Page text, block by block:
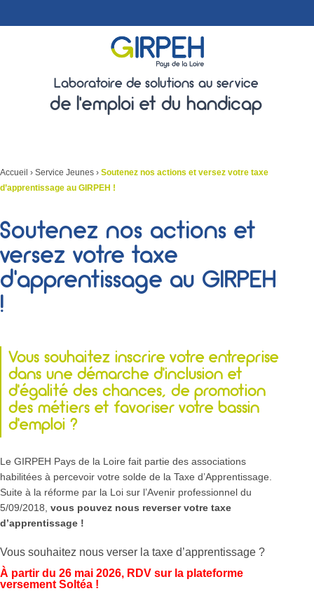
Laboratoire de solutions au service
de l'emploi et du handicap
Accueil › Service Jeunes › Soutenez nos actions et versez votre taxe
d’apprentissage au GIRPEH !
Soutenez nos actions et
versez votre taxe
d’apprentissage au GIRPEH
!
Vous souhaitez inscrire votre entreprise
dans une démarche d’inclusion et
d’égalité des chances, de promotion
des métiers et favoriser votre bassin
d’emploi ?
Le GIRPEH Pays de la Loire fait partie des associations
habilitées à percevoir votre solde de la Taxe d’Apprentissage.
Suite à la réforme par la Loi sur l’Avenir professionnel du
5/09/2018, vous pouvez nous reverser votre taxe
d’apprentissage !
Vous souhaitez nous verser la taxe d’apprentissage ?
À partir du 26 mai 2026, RDV sur la plateforme
versement Soltéa !